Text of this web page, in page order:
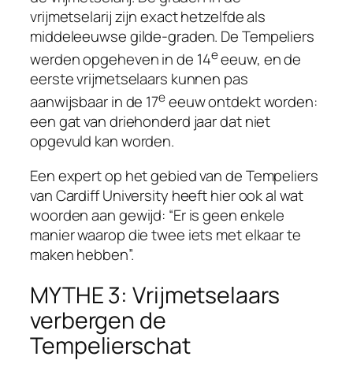
vrijmetselarij zijn exact hetzelfde als
middeleeuwse gilde-graden. De Tempeliers
werden opgeheven in de 14eeeuw, en de
eerste vrijmetselaars kunnen pas
aanwijsbaar in de 17eeeuw ontdekt worden:
een gat van driehonderd jaar dat niet
opgevuld kan worden.
Een expert op het gebied van de Tempeliers
van Cardiff University heeft hier ook al wat
woorden aan gewijd: “Er is geen enkele
manier waarop die twee iets met elkaar te
maken hebben”.
MYTHE 3: Vrijmetselaars
verbergen de
Tempelierschat